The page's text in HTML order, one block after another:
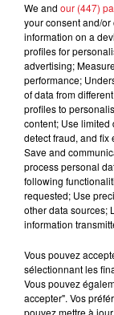
FILS
We and our (447)
your consent and/
information on a
profiles for
advertising;
performance;
of data from
profiles to
content; Use limited
detect fraud, and fix
Save and
process personal
following
requested; Use
other data sources;
information
Vous pouvez
sélectionnant les
Vous pouvez
accepter". Vos
pouvez mettre à